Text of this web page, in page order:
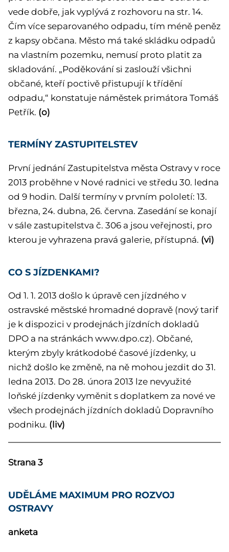
vede dobře, jak vyplývá z rozhovoru na str. 14.
Čím více separovaného odpadu, tím méně peněz
z kapsy občana. Město má také skládku odpadů
na vlastním pozemku, nemusí proto platit za
skladování. „Poděkování si zaslouží všichni
občané, kteří poctivě přistupují k třídění
odpadu,“ konstatuje náměstek primátora Tomáš
Petřík. (o)
TERMÍNY ZASTUPITELSTEV
První jednání Zastupitelstva města Ostravy v roce
2013 proběhne v Nové radnici ve středu 30. ledna
od 9 hodin. Další termíny v prvním pololetí: 13.
března, 24. dubna, 26. června. Zasedání se konají
v sále zastupitelstva č. 306 a jsou veřejnosti, pro
kterou je vyhrazena pravá galerie, přístupná. (vi)
CO S JÍZDENKAMI?
Od 1. 1. 2013 došlo k úpravě cen jízdného v
ostravské městské hromadné dopravě (nový tarif
je k dispozici v prodejnách jízdních dokladů
DPO a na stránkách www.dpo.cz). Občané,
kterým zbyly krátkodobé časové jízdenky, u
nichž došlo ke změně, na ně mohou jezdit do 31.
ledna 2013. Do 28. února 2013 lze nevyužité
loňské jízdenky vyměnit s doplatkem za nové ve
všech prodejnách jízdních dokladů Dopravního
podniku. (liv)
Strana 3
UDĚLÁME MAXIMUM PRO ROZVOJ
OSTRAVY
anketa